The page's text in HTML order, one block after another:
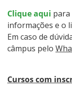
Clique aqui para
informações e o
Em caso de
câmpus pelo
Cursos com